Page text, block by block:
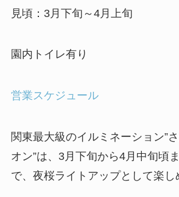
見頃：3月下旬～4月上旬
園内トイレ有り
営業スケジュール
関東最大級のイルミネーション”
オン”は、3月下旬から4月中旬頃
で、夜桜ライトアップとして楽し